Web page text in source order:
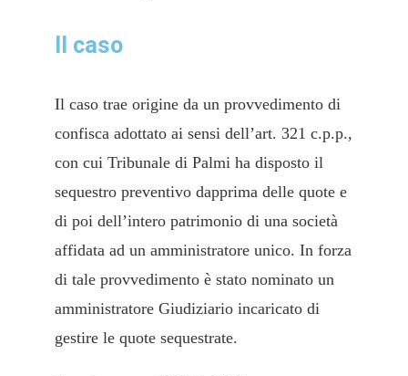
Il caso
Il caso trae origine da un provvedimento di
confisca adottato ai sensi dell’art. 321 c.p.p.,
con cui Tribunale di Palmi ha disposto il
sequestro preventivo dapprima delle quote e
di poi dell’intero patrimonio di una società
affidata ad un amministratore unico. In forza
di tale provvedimento è stato nominato un
amministratore Giudiziario incaricato di
gestire le quote sequestrate.